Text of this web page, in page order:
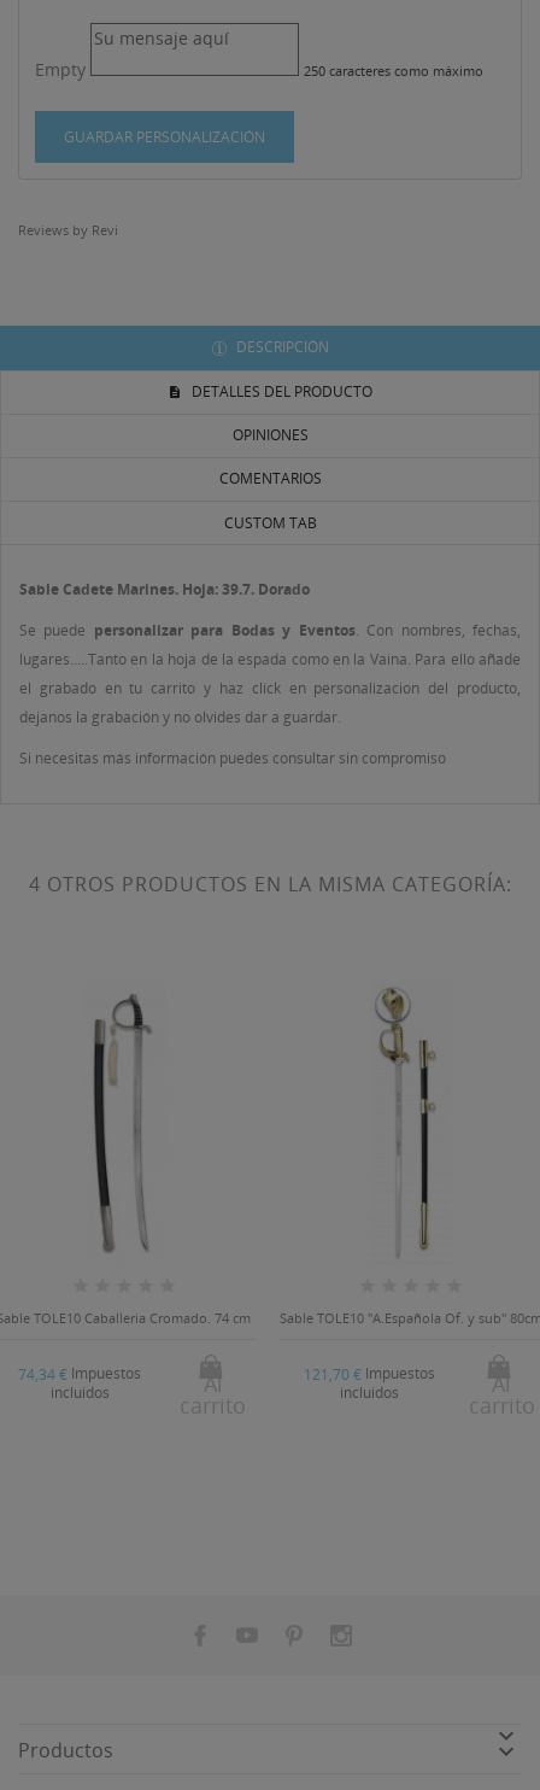
Empty 250 caracteres como máximo
GUARDAR PERSONALIZACIÓN
Reviews by Revi
DESCRIPCIÓN
DETALLES DEL PRODUCTO
OPINIONES
COMENTARIOS
CUSTOM TAB
Sable Cadete Marines. Hoja: 39.7. Dorado
Se puede personalizar para Bodas y Eventos. Con nombres, fechas,
lugares.....Tanto en la hoja de la espada como en la Vaina. Para ello añade
el grabado en tu carrito y haz click en personalizacion del producto,
dejanos la grabación y no olvides dar a guardar.
Si necesitas más información puedes consultar sin compromiso
4 OTROS PRODUCTOS EN LA MISMA CATEGORÍA:
TOLE10 Caballeria Cromado. 74 cm
74,34 € Impuestos
incluidos
Al
carrito
Sable TOLE10 "A.Española Of. y sub"
121,70 € Impuestos
incluidos
Al
carrito

Productos 
MI LISTA DE DESEOS
((LABEL))
Debe iniciar sesión para guardar productos en su lista
de deseos.
((CANCELTEXT))